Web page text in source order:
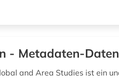
- Metadaten-
and Area Studies ist ein